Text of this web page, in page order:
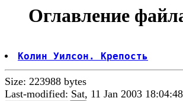
Оглавление
Колин Уилсон. Крепость
Size: 223988 bytes
Last-modified: Sat, 11 Jan 2003